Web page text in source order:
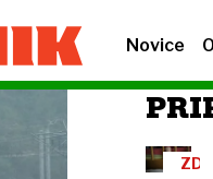
Novice